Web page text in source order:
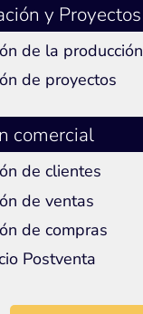
y Proyectos
de la producción
de proyectos
comercial
de clientes
de ventas
de compras
Postventa